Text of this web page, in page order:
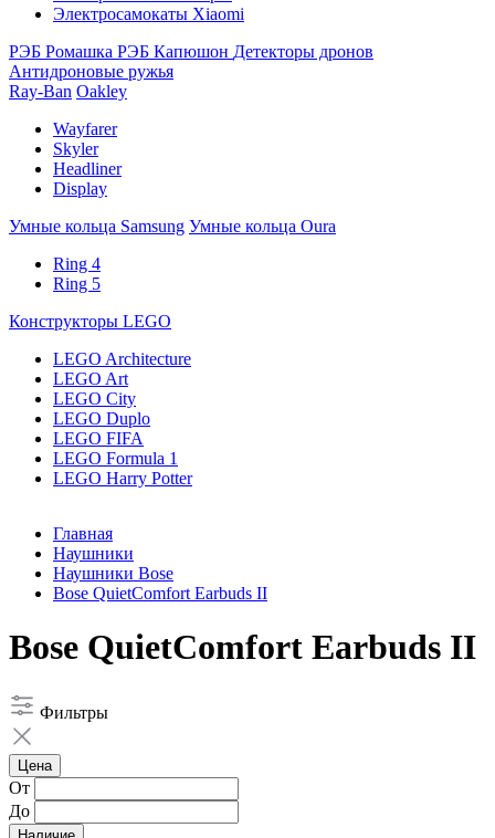
Электросамокаты Xiaomi
РЭБ Ромашка РЭБ Капюшон Детекторы дронов
Антидроновые ружья
Ray-Ban Oakley
Wayfarer
Skyler
Headliner
Display
Умные кольца Samsung Умные кольца Oura
Ring 4
Ring 5
Конструкторы LEGO
LEGO Architecture
LEGO Art
LEGO City
LEGO Duplo
LEGO FIFA
LEGO Formula 1
LEGO Harry Potter
Главная
Наушники
Наушники Bose
Bose QuietComfort Earbuds II
Bose QuietComfort Earbuds II
Фильтры
Цена
От
До